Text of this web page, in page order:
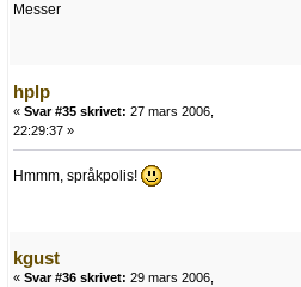
Messer
hplp
« Svar #35 skrivet: 27 mars 2006,
22:29:37 »
Hmmm, språkpolis!
kgust
« Svar #36 skrivet: 29 mars 2006,